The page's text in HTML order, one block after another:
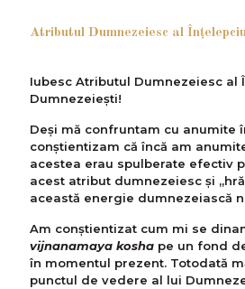
Atributul Dumnezeiesc al
Iubesc Atributul Dumnezeiesc al
Dumnezeieşti!
Deși mă confruntam cu anumite
conştientizam că încă am
acestea erau spulberate efectiv
acest atribut dumnezeiesc și
această energie dumnezeiască
Am conștientizat cum mi se
vijnanamaya kosha pe un fond
în momentul prezent. Totodată
punctul de vedere al lui